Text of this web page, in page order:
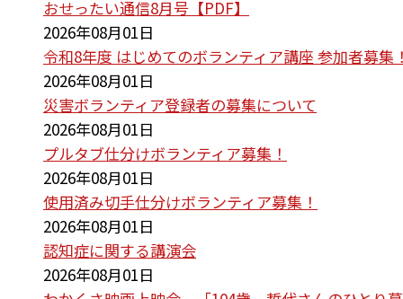
おせったい通信8月号【PDF】
2026年08月01日
令和8年度 はじめてのボランティア講座 参加者募集！
2026年08月01日
災害ボランティア登録者の募集について
2026年08月01日
プルタブ仕分けボランティア募集！
2026年08月01日
使用済み切手仕分けボランティア募集！
2026年08月01日
認知症に関する講演会
2026年08月01日